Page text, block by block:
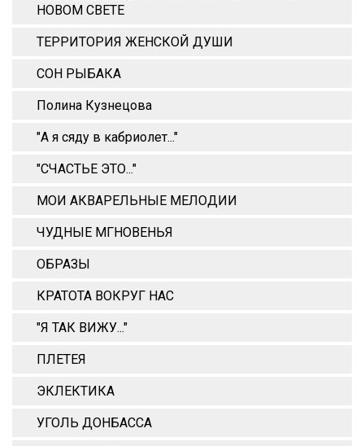
НОВОМ СВЕТЕ
ТЕРРИТОРИЯ ЖЕНСКОЙ ДУШИ
СОН РЫБАКА
Полина Кузнецова
"А я сяду в кабриолет..."
"СЧАСТЬЕ ЭТО..."
МОИ АКВАРЕЛЬНЫЕ МЕЛОДИИ
ЧУДНЫЕ МГНОВЕНЬЯ
ОБРАЗЫ
КРАТОТА ВОКРУГ НАС
"Я ТАК ВИЖУ..."
ПЛЕТЕЯ
ЭКЛЕКТИКА
УГОЛЬ ДОНБАССА